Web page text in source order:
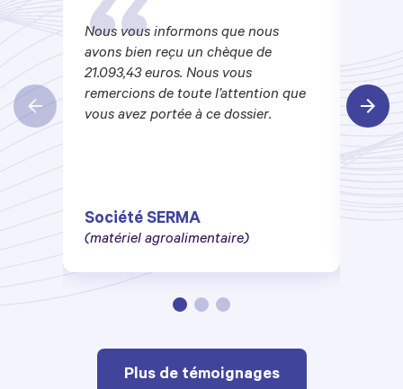
Nous vous informons que nous
avons bien reçu un chèque de
21.093,43 euros. Nous vous
remercions de toute l’attention que
vous avez portée à ce dossier.
Société SERMA
(matériel agroalimentaire)
je
du
Plus de témoignages